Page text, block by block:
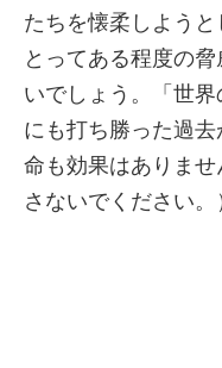
たちを懐柔しよう
とってある程度の
いでしょう。「世
にも打ち勝った過
命も効果はありま
さないでください。